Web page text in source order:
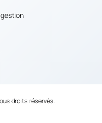
droits réservés.